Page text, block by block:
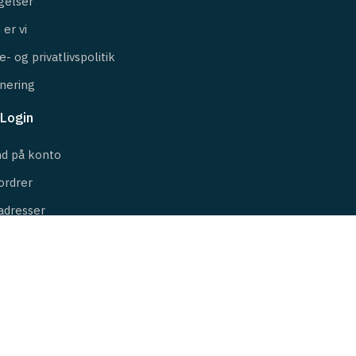
er vi
og privatlivspolitik
Login
på konto